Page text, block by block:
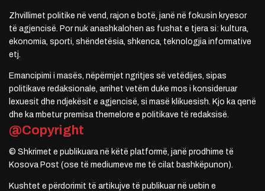
Zhvillimet politike në vend, rajon e botë, janë në fokusin kryesor
të agjencisë. Por nuk anashkalohen as fushat e tjera si: kultura,
ekonomia, sporti, shëndetësia, shkenca, teknologjia informative
etj.
Emancipimi i masës, nëpërmjet ngritjes së vetëdijes, sipas
politikave redaksionale, arrihet vetëm duke mos i konsideruar
lexuesit dhe ndjekësit e agjencisë, si masë klikuesish. Kjo ka qenë
dhe ka mbetur premisa themelore e politikave të redaksisë.
@Copyright
© Shkrimet e publikuara në këtë platformë, janë prodhime të
Kosova Post (ose të mediumeve me të cilat bashkëpunon).
Kushtet e përdorimit të artikujve të publikuar në uebin e